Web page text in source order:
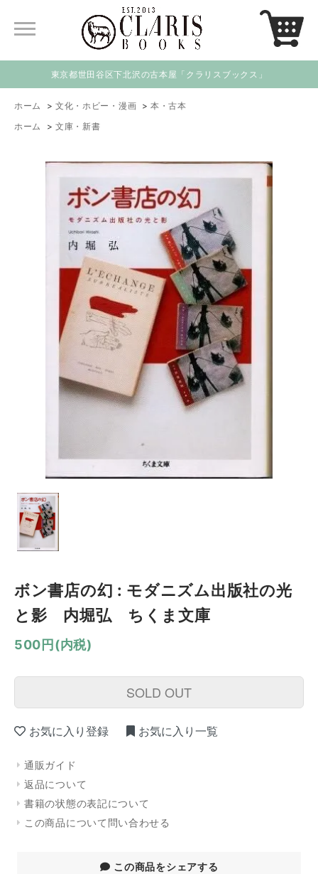
東京都世田谷区下北沢の古本屋「クラリスブックス」
ホーム > 文化・ホビー・漫画 >本・古本
ホーム
> 文庫・新書
ボン書店の幻 : モダニズム出版社の光
と影 内堀弘 ちくま文庫
500円(内税)
SOLD OUT
お気に入り登録 お気に入り一覧
通販ガイド
返品について
書籍の状態の表記について
この商品について問い合わせる
この商品をシェアする